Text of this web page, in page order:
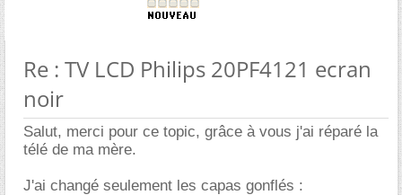
Re : TV LCD Philips 20PF4121 ecran
noir
Salut, merci pour ce topic, grâce à vous j'ai réparé la
télé de ma mère.
J'ai changé seulement les capas gonflés :